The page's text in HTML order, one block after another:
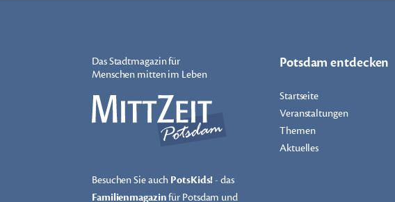
Das Stadtmagazin für
Menschen mitten im Leben
Besuchen Sie auch PotsKids!- das
Familienmagazinfür Potsdam und
Potsdam entdecken
Startseite
Veranstaltungen
Themen
Aktuelles